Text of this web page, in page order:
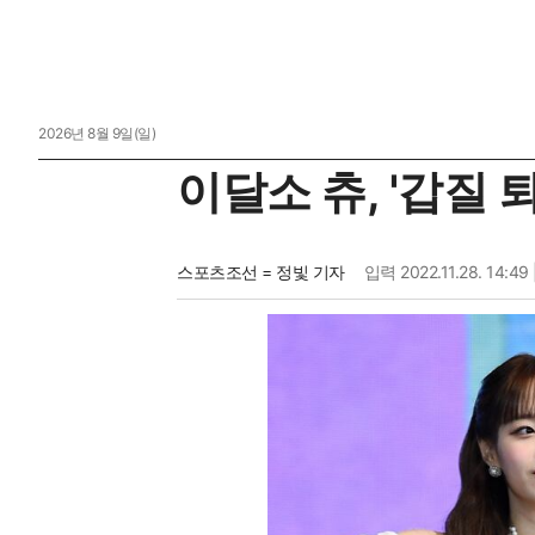
2026년 8월 9일(일)
이달소 츄, '갑질
스포츠조선 = 정빛 기자 입력 2022.11.28. 14:49